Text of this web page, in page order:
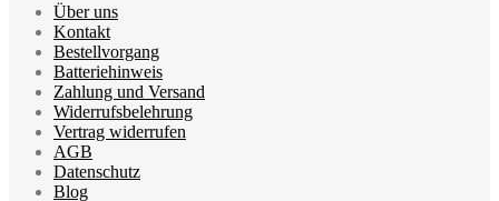
Über uns
Kontakt
Bestellvorgang
Batteriehinweis
Zahlung und Versand
Widerrufsbelehrung
Vertrag widerrufen
AGB
Datenschutz
Blog